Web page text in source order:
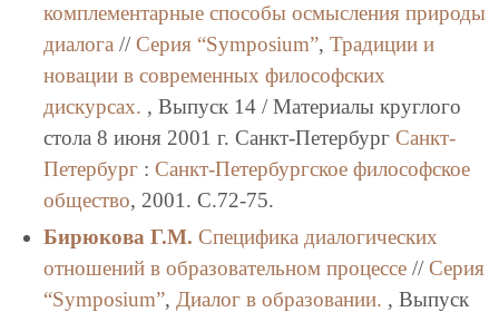
комплементарные способы осмысления природы
диалога// Серия “Symposium”, Традиции и
новации в современных философских
дискурсах. , Выпуск 14 / Материалы круглого
стола 8 июня 2001 г. Санкт-Петербург Санкт-
Петербург: Санкт-Петербургское философское
общество, 2001. C.72-75.
Бирюкова Г.М. Специфика диалогических
отношений в образовательном процессе// Серия
“Symposium”, Диалог в образовании. , Выпуск